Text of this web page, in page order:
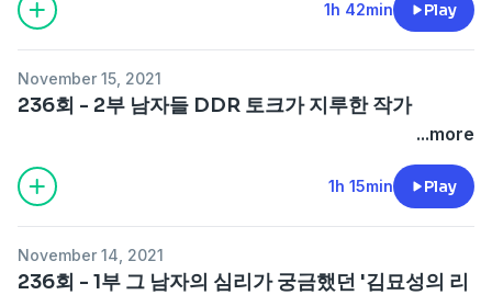
1h 42min Play
November 15, 2021
236회 - 2부 남자들 DDR 토크가 지루한 작가
...more
1h 15min Play
November 14, 2021
236회 - 1부 그 남자의 심리가 궁금했던 '김묘성의 리